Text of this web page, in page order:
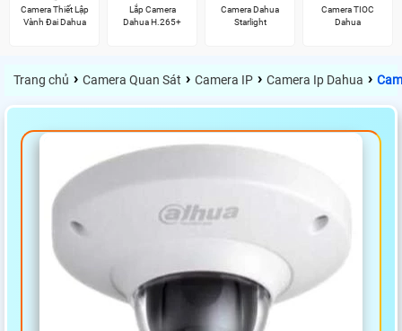
Camera Thiết Lập
Vành Đai Dahua
Lắp Camera
Dahua H.265+
Camera Dahua
Starlight
Camera TIOC
Dahua
Trang chủ › Camera Quan Sát › Camera IP › Camera Ip Dahua ›